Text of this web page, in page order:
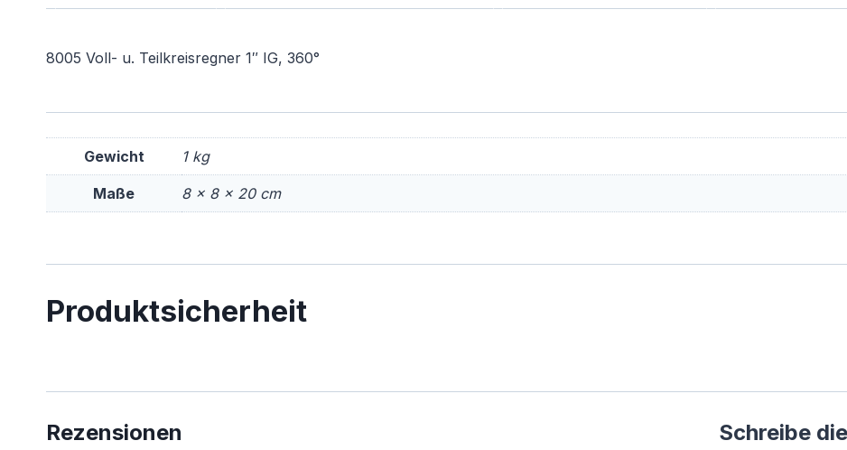
8005 Voll- u. Teilkreisregner 1″ IG, 360°
Gewicht 1 kg
Maße 8 × 8 × 20 cm
Produktsicherheit
Rezensionen
Schreibe